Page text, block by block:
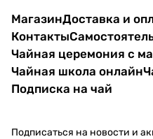
МагазинДоставка и
Контакты
Чайная церемония с
Чайная школа онлайн
Подписка на чай
Подписаться на новости и